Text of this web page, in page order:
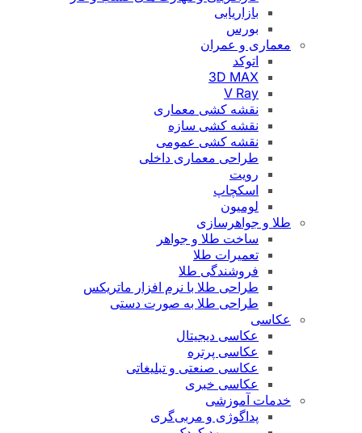
بازاریابی
بورس
معماری و عمران
اتوکد
3D MAX
V Ray
نقشه کشی معماری
نقشه کشی سازه
نقشه کشی عمومی
طراحی معماری داخلی
رویت
اسکچاپ
لومیون
طلا و جواهرسازی
ساخت طلا و جواهر
تعمیرات طلا
فروشندگی طلا
طراحی طلا با نرم افزار ماتریکس
طراحی طلا به صورت دستی
عکاسی
عکاسی دیجیتال
عکاسی پرتره
عکاسی صنعتی و تبلیغاتی
عکاسی خبری
خدمات آموزشی
پداگوژی و مربی‌گری